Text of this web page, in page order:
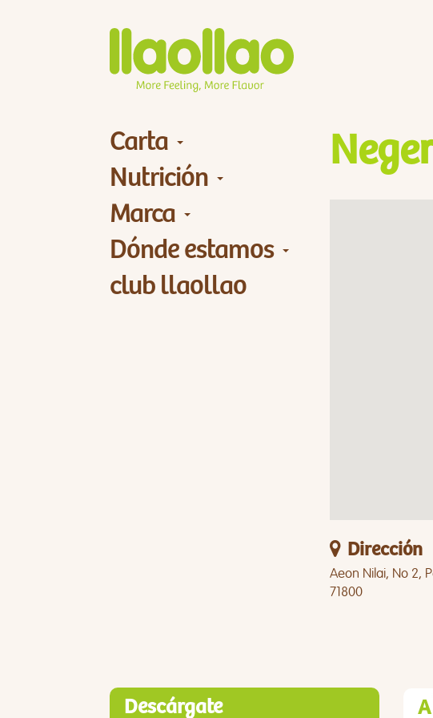
Carta
Nutrición
Marca
Dónde estamos
club llaollao
Dirección
Aeon Nilai, No 2,
71800
Descárgate